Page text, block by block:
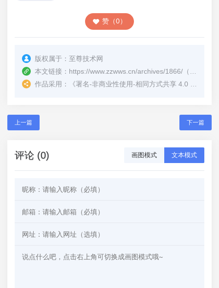
赞（0）
版权属于： 至尊技术网
本文链接： https://www.zzwws.cn/archives/1866/ （转载时请注明本文出处及文章链接）
作品采用：
《署名-非商业性使用-相同方式共享 4.0 国际 (CC BY-NC-SA 4.0)
上一篇 下一篇
评论 (0) 画图模式 文本模式